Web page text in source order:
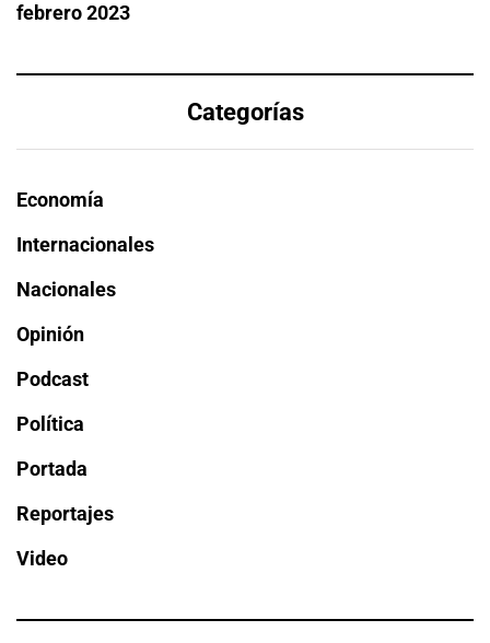
febrero 2023
Categorías
Economía
Internacionales
Nacionales
Opinión
Podcast
Política
Portada
Reportajes
Video